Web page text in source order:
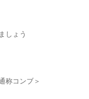
しょう
称コンブ＞